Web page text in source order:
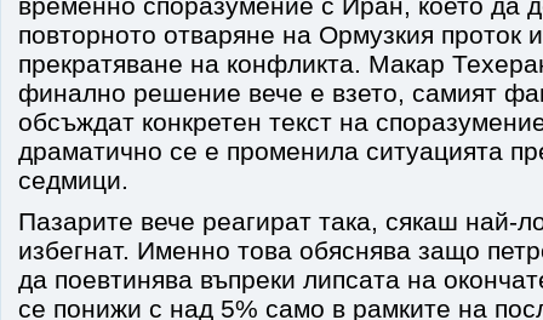
повторното отваряне на Ормузкия проток
прекратяване на конфликта. Макар
финално решение вече е взето, самият
обсъждат конкретен текст на
драматично се е променила ситуацията
седмици.
Пазарите вече реагират така, сякаш най-
избегнат. Именно това обяснява защо
да поевтинява въпреки липсата на
се понижи с над 5% само в рамките на